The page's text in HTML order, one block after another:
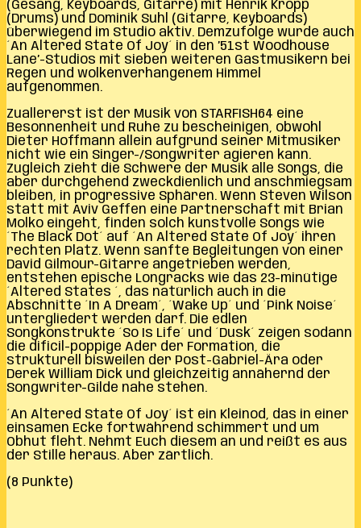
(Gesang, Keyboards, Gitarre) mit Henrik Kropp
(Drums) und Dominik Suhl (Gitarre, Keyboards)
überwiegend im Studio aktiv. Demzufolge wurde auch
´An Altered State Of Joy´ in den ’51st Woodhouse
Lane’-Studios mit sieben weiteren Gastmusikern bei
Regen und wolkenverhangenem Himmel
aufgenommen.
Zuallererst ist der Musik von STARFISH64 eine
Besonnenheit und Ruhe zu bescheinigen, obwohl
Dieter Hoffmann allein aufgrund seiner Mitmusiker
nicht wie ein Singer-/Songwriter agieren kann.
Zugleich zieht die Schwere der Musik alle Songs, die
aber durchgehend zweckdienlich und anschmiegsam
bleiben, in progressive Sphären. Wenn Steven Wilson
statt mit Aviv Geffen eine Partnerschaft mit Brian
Molko eingeht, finden solch kunstvolle Songs wie
´The Black Dot´ auf ´An Altered State Of Joy´ ihren
rechten Platz. Wenn sanfte Begleitungen von einer
David Gilmour-Gitarre angetrieben werden,
entstehen epische Longracks wie das 23-minütige
´Altered States ´, das natürlich auch in die
Abschnitte ´In A Dream´, ´Wake Up´ und ´Pink Noise´
untergliedert werden darf. Die edlen
Songkonstrukte ´So Is Life´ und ´Dusk´ zeigen sodann
die dificil-poppige Ader der Formation, die
strukturell bisweilen der Post-Gabriel-Ära oder
Derek William Dick und gleichzeitig annähernd der
Songwriter-Gilde nahe stehen.
´An Altered State Of Joy´ ist ein Kleinod, das in einer
einsamen Ecke fortwährend schimmert und um
Obhut fleht. Nehmt Euch diesem an und reißt es aus
der Stille heraus. Aber zärtlich.
(8 Punkte)